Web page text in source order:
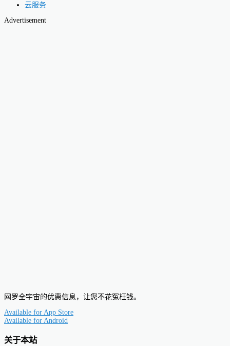
云服务
Advertisement
网罗全宇宙的优惠信息，让您不花冤枉钱。
Available for App Store
Available for Android
关于本站